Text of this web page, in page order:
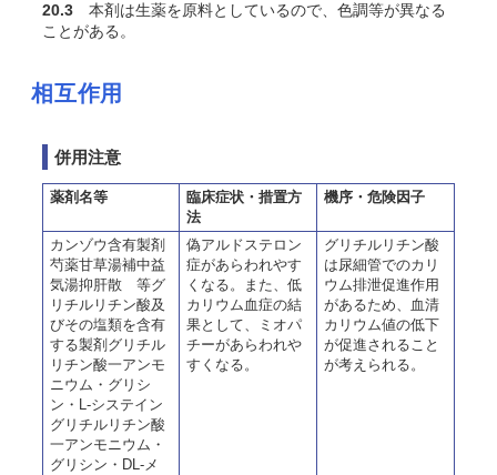
20.3 本剤は生薬を原料としているので、色調等が異なる
ことがある。
相互作用
併用注意
薬剤名等
臨床症状・措置方
法
機序・危険因子
カンゾウ含有製剤
芍薬甘草湯補中益
気湯抑肝散 等グ
リチルリチン酸及
びその塩類を含有
する製剤グリチル
リチン酸一アンモ
ニウム・グリシ
ン・L-システイン
グリチルリチン酸
一アンモニウム・
グリシン・DL-メ
偽アルドステロン
症があらわれやす
くなる。また、低
カリウム血症の結
果として、ミオパ
チーがあらわれや
すくなる。
グリチルリチン酸
は尿細管でのカリ
ウム排泄促進作用
があるため、血清
カリウム値の低下
が促進されること
が考えられる。